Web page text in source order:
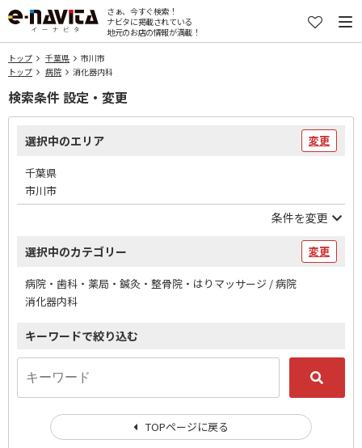
さぁ、今すぐ検索！
ナビタに掲載されている
地元のお店の情報が満載！
トップ 千葉県
市川市
トップ
病院 消化器内科
検索条件 設定・変更
選択中のエリア 変更
千葉県
市川市
条件を変更
選択中のカテゴリー 変更
病院・歯科・薬局・鍼灸・整骨院・はりマッサージ / 病院
消化器内科
キーワードで絞り込む
TOPページに戻る